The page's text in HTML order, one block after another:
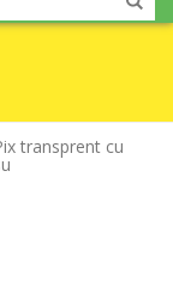
transprent cu